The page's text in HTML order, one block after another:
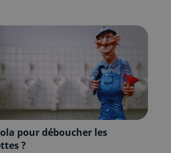
pour déboucher les
?